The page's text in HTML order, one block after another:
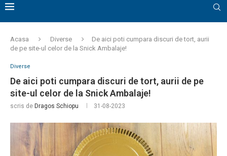
Acasa Diverse
De aici poti cumpara discuri de tort, aurii
de pe site-ul celor de la Snick Ambalaje!
Diverse
De aici poti cumpara discuri de tort, aurii de pe
site-ul celor de la Snick Ambalaje!
scris de Dragos Schiopu 31-08-2023